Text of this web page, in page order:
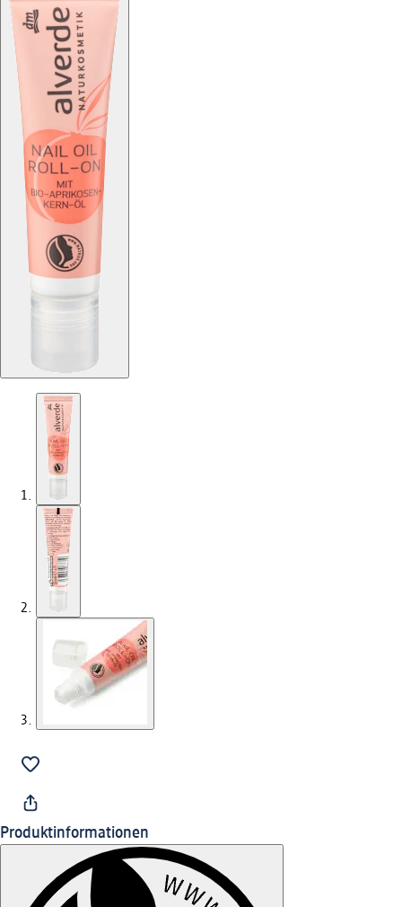
Produktinformationen